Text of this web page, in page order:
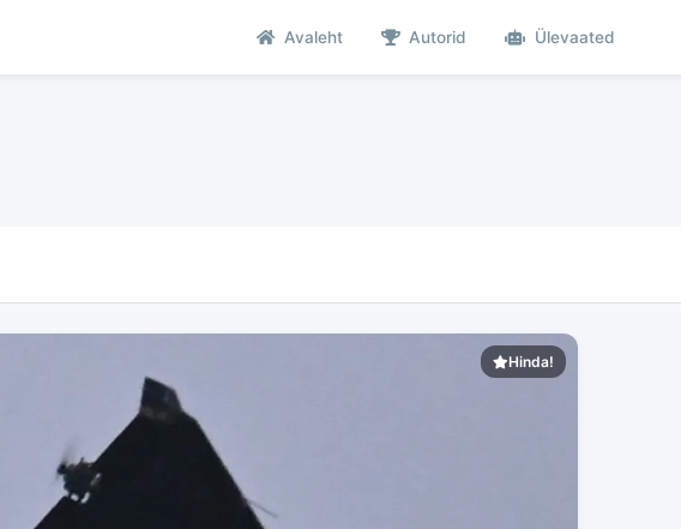
Avaleht Autorid Ülevaated
Hinda!